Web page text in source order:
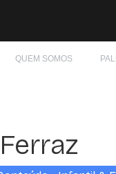
QUEM SOMOS